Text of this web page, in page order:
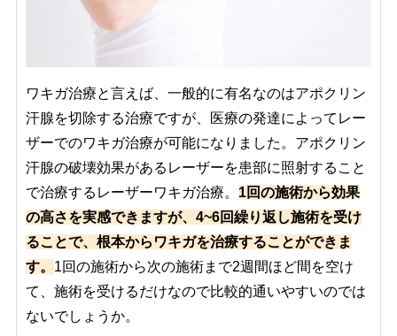
ワキガ治療と言えば、一般的に有名なのはアポクリン
汗腺を切除する治療ですが、医療の発達によってレー
ザーでのワキガ治療が可能になりました。アポクリン
汗腺の破壊効果があるレーザーを患部に照射すること
で治療するレーザーワキガ治療。 1回の施術から効果
の高さを実感できますが、4~6回繰り返し施術を受け
ることで、根本からワキガを治療することができま
す。 1回の施術から次の施術まで2週間ほど間を空け
て、施術を受けるだけなので比較的通いやすいのでは
ないでしょうか。